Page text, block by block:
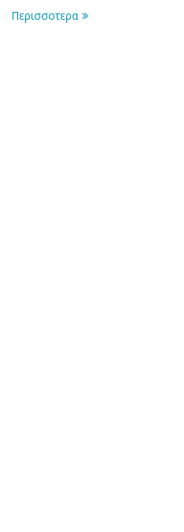
Περισσοτερα